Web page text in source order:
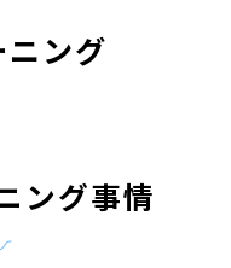
ング
ング事情